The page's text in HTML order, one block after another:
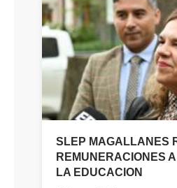
SLEP MAGALLANES
REMUNERACIONES
LA EDUCACION